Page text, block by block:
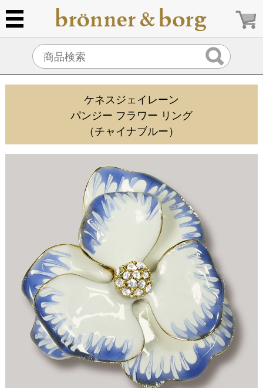
ケネスジェイレーン
パンジー フラワー リング
（チャイナブルー）